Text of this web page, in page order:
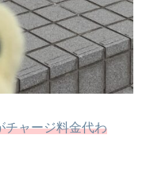
チャージ料金代わ